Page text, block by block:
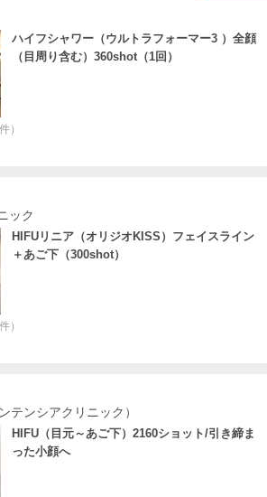
ハイフシャワー（ウルトラフォーマー3 ）全顔
（目周り含む）360shot（1回）
）
ック
HIFUリニア（オリジオKISS）フェイスライン
＋あご下（300shot）
）
テンシアクリニック）
HIFU（目元～あご下）2160ショット/引き締ま
った小顔へ